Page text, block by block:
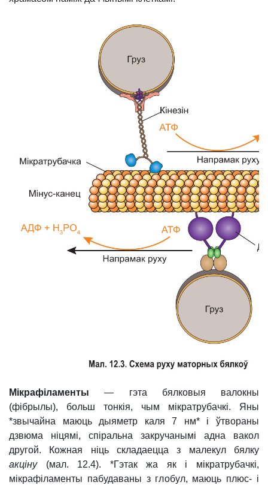
Мікрафіламенты — гэта бялковыя валокны
(фібрылы), больш тонкія, чым мікратрубачкі. Яны
*звычайна маюць дыяметр каля 7 нм* і ўтвораны
дзвюма ніцямі, спіральна закручанымі адна вакол
другой. Кожная ніць складаецца з малекул бялку
акціну (мал. 12.4). *Гэтак жа як і мікратрубачкі,
мікрафіламенты пабудаваны з глобул, маюць плюс- і